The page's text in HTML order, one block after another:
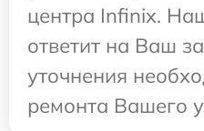
центра Infinix.
ответит на Ваш
уточнения
ремонта Вашего